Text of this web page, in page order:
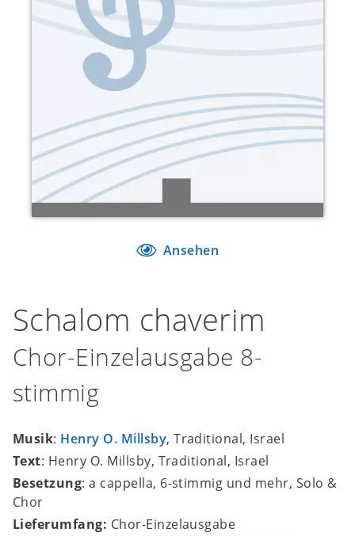
Ansehen
Schalom chaverim
Chor-Einzelausgabe 8-
stimmig
Musik: Henry O. Millsby, Traditional, Israel
Text: Henry O. Millsby, Traditional, Israel
Besetzung: a cappella, 6-stimmig und mehr, Solo &
Chor
Lieferumfang: Chor-Einzelausgabe